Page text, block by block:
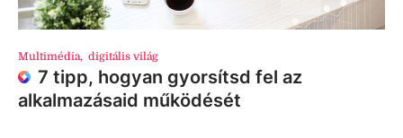
Multimédia, digitális világ
7 tipp, hogyan gyorsítsd fel az
alkalmazásaid működését